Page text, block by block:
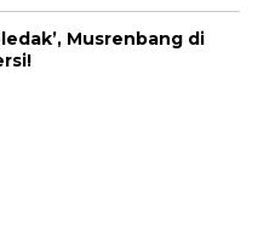
Musrenbang di